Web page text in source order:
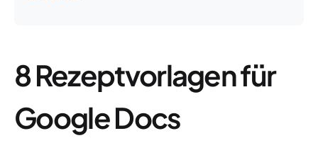
8 Rezeptvorlagen für
Google Docs